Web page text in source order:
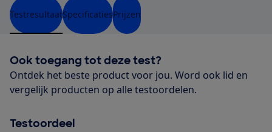
TestresultaatSpecificatiesPrijzen
Ook toegang tot deze test?
Ontdek het beste product voor jou. Word ook lid en
vergelijk producten op alle testoordelen.
Testoordeel